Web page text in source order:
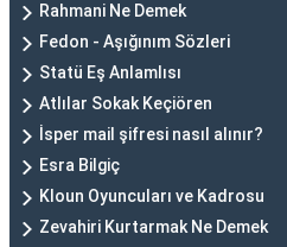
Rahmani Ne Demek
Fedon - Aşığınım Sözleri
Statü Eş Anlamlısı
Atlılar Sokak Keçiören
İsper mail şifresi nasıl alınır?
Esra Bilgiç
Kloun Oyuncuları ve Kadrosu
Zevahiri Kurtarmak Ne Demek